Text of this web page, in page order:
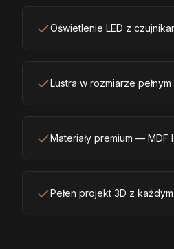
Oświetlenie LED z
Lustra w rozmiarze pełnym
Materiały premium — MDF
Pełen projekt 3D z